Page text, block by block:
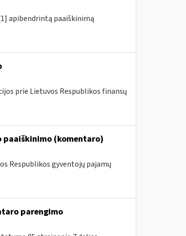
apibendrintą paaiškinimą
prie Lietuvos Respublikos finansų
(komentaro)
Respublikos gyventojų pajamų
parengimo